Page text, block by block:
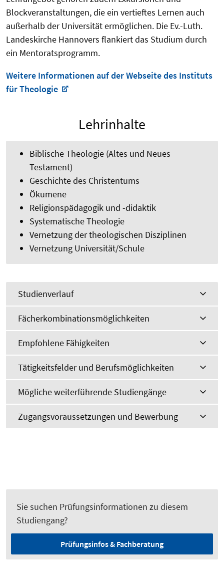
Blockveranstaltungen, die ein vertieftes Lernen auch
außerhalb der Universität ermöglichen. Die Ev.-Luth.
Landeskirche Hannovers flankiert das Studium durch
ein Mentoratsprogramm.
Weitere Informationen auf der Webseite des Instituts
für Theologie
Lehrinhalte
Biblische Theologie (Altes und Neues
Testament)
Geschichte des Christentums
Ökumene
Religionspädagogik und -didaktik
Systematische Theologie
Vernetzung der theologischen Disziplinen
Vernetzung Universität/Schule
Studienverlauf
Fächerkombinationsmöglichkeiten
Empfohlene Fähigkeiten
Tätigkeitsfelder und Berufsmöglichkeiten
Mögliche weiterführende Studiengänge
Zugangsvoraussetzungen und Bewerbung
Sie suchen Prüfungsinformationen zu diesem
Studiengang?
Prüfungsinfos & Fachberatung